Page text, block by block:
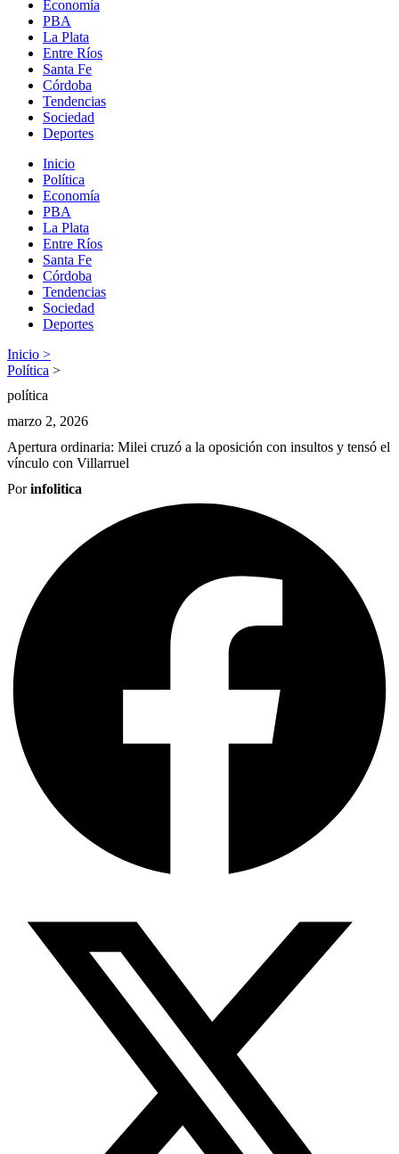
Economía
PBA
La Plata
Entre Ríos
Santa Fe
Córdoba
Tendencias
Sociedad
Deportes
Inicio
Política
Economía
PBA
La Plata
Entre Ríos
Santa Fe
Córdoba
Tendencias
Sociedad
Deportes
Inicio >
Política >
política
marzo 2, 2026
Apertura ordinaria: Milei cruzó a la oposición con insultos y tensó el
vínculo con Villarruel
Porinfolitica